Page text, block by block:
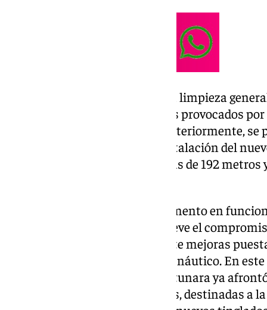
La intervención contempla una limpieza
reparación integral de los daños provocados
hormigón que sirve de base. Posteriormente,
galvanizado en caliente y la instalación del
contará con una longitud de más de 192
Por su parte, la consejera de Fomento en
que esta actuación pone de relieve el
gestión de sus puertos, mediante mejoras
directa con el sector pesquero y náutico. En
recordado que el puerto de La Atunara ya
valor superior al millón de euros, destinadas a